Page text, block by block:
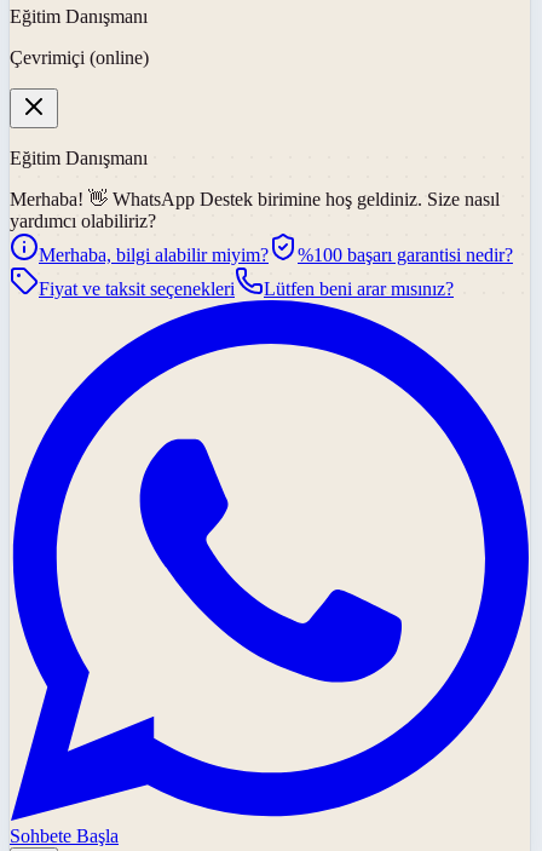
Eğitim Danışmanı
Çevrimiçi (online)
Eğitim Danışmanı
Merhaba! 👋 WhatsApp Destek birimine hoş geldiniz. Size nasıl
yardımcı olabiliriz?
Merhaba, bilgi alabilir miyim?
%100 başarı garantisi nedir?
Fiyat ve taksit seçenekleri
Lütfen beni arar mısınız?
Sohbete Başla